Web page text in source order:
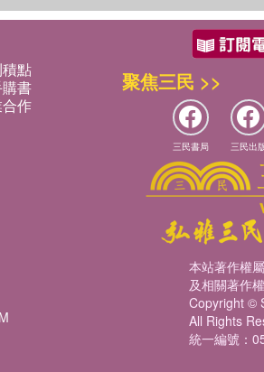
點
書
作
聚焦三民 >>
三民書局 三民出
本站著作權
及相關著作
Copyright ©
All Rights
統一編號：